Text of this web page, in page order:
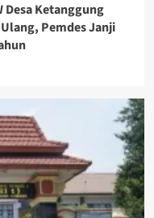
Desa Ketanggung
Pemdes Janji